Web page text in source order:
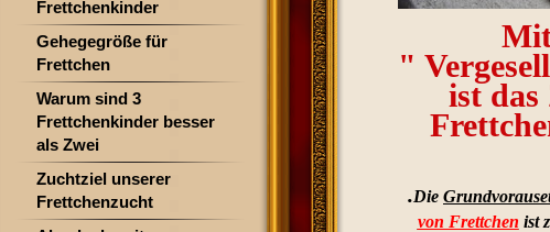
"
ist das
.Die
von Frettchen ist
Frettchenkinder
Gehegegröße für
Frettchen
Warum sind 3
Frettchenkinder besser
als Zwei
Zuchtziel unserer
Frettchenzucht